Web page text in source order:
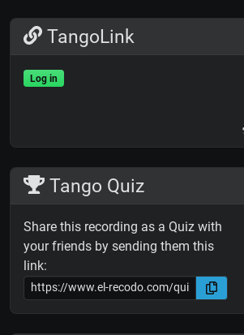
TangoLink
Log in
Tango Quiz
Share this recording as a Quiz with
your friends by sending them this
link: